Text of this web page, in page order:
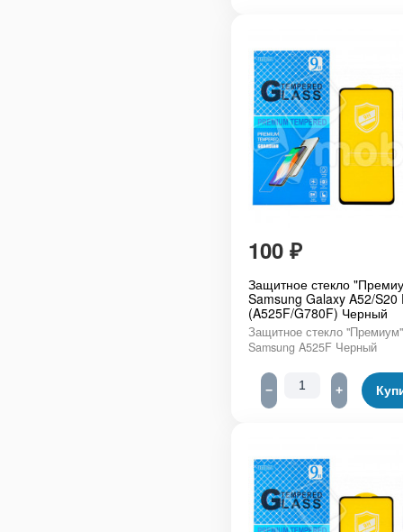
100 ₽
Защитное стекло
Samsung Galaxy A52/S20
(A525F/G780F) Черный
Защитное стекло
Samsung A525F Черный
− +